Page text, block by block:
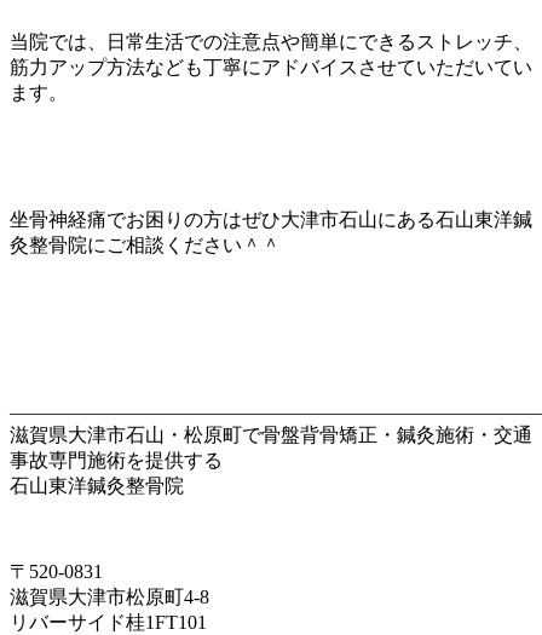
当院では、日常生活での注意点や簡単にできるストレッチ、
筋力アップ方法なども丁寧にアドバイスさせていただいてい
ます。
坐骨神経痛でお困りの方はぜひ大津市石山にある石山東洋鍼
灸整骨院にご相談ください＾＾
滋賀県大津市石山・松原町で骨盤背骨矯正・鍼灸施術・交通
事故専門施術を提供する
石山東洋鍼灸整骨院
〒520-0831
滋賀県大津市松原町4-8
リバーサイド桂1FT101